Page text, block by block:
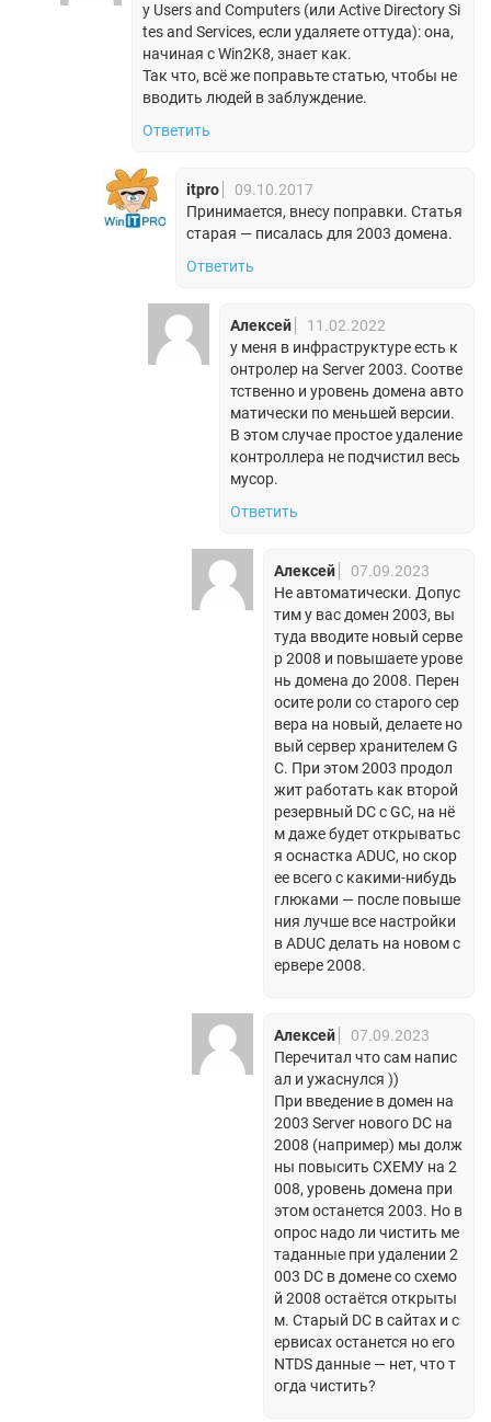
y Users and Computers (или Active Directory Si
tes and Services, если удаляете оттуда): она,
начиная с Win2K8, знает как.
Так что, всё же поправьте статью, чтобы не
вводить людей в заблуждение.
Ответить
itpro
09.10.2017
Принимается, внесу поправки. Статья
старая — писалась для 2003 домена.
Ответить
Алексей
11.02.2022
у меня в инфраструктуре есть к
онтролер на Server 2003. Соотве
тственно и уровень домена авто
матически по меньшей версии.
В этом случае простое удаление
контроллера не подчистил весь
мусор.
Ответить
Алексей
07.09.2023
Не автоматически. Допус
тим у вас домен 2003, вы
туда вводите новый серве
р 2008 и повышаете урове
нь домена до 2008. Перен
осите роли со старого сер
вера на новый, делаете но
вый сервер хранителем G
C. При этом 2003 продол
жит работать как второй
резервный DC c GC, на нё
м даже будет открыватьс
я оснастка ADUC, но скор
ее всего с какими-нибудь
глюками — после повыше
ния лучше все настройки
в ADUC делать на новом с
ервере 2008.
Алексей
07.09.2023
Перечитал что сам напис
ал и ужаснулся ))
При введение в домен на
2003 Server нового DC на
2008 (например) мы долж
ны повысить СХЕМУ на 2
008, уровень домена при
этом останется 2003. Но в
опрос надо ли чистить ме
таданные при удалении 2
003 DC в домене со схемо
й 2008 остаётся открыты
м. Старый DC в сайтах и с
ервисах останется но его
NTDS данные — нет, что т
огда чистить?